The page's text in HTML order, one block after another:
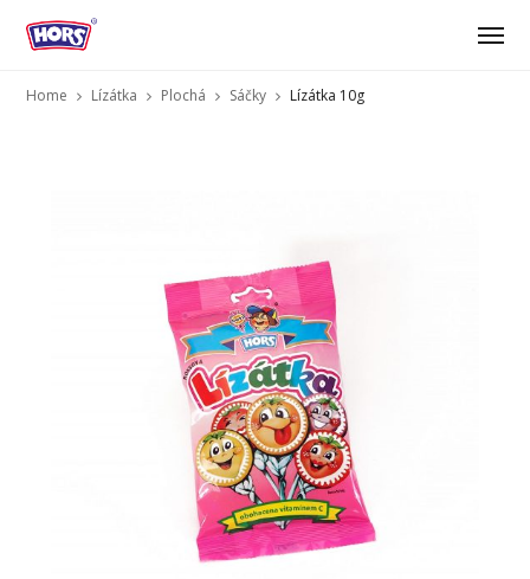
Home Lízátka Plochá Sáčky Lízátka 10g